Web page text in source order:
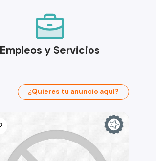
Empleos y Servicios
¿Quieres tu anuncio aquí?